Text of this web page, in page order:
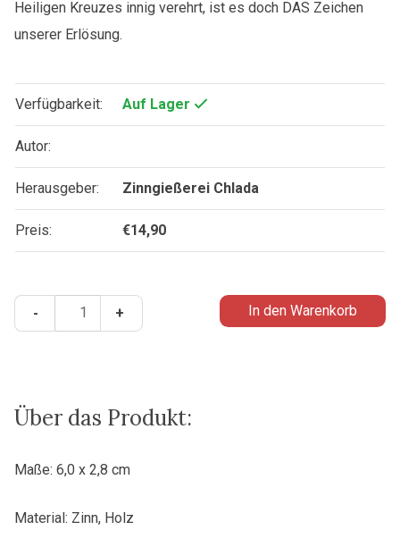
Heiligen Kreuzes innig verehrt, ist es doch DAS Zeichen
unserer Erlösung.
Verfügbarkeit: Auf Lager
Autor:
Herausgeber: Zinngießerei Chlada
Preis: €14,90
-
Replik
+ In den Warenkorb
Über das Produkt:
Maße: 6,0 x 2,8 cm
Material: Zinn, Holz